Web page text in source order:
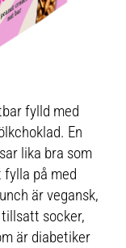
fylld med
En
lika bra som
på med
är vegansk,
socker,
är diabetiker